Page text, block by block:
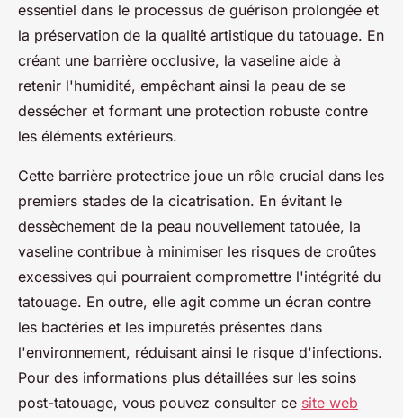
essentiel dans le processus de guérison prolongée et
la préservation de la qualité artistique du tatouage. En
créant une barrière occlusive, la vaseline aide à
retenir l'humidité, empêchant ainsi la peau de se
dessécher et formant une protection robuste contre
les éléments extérieurs.
Cette barrière protectrice joue un rôle crucial dans les
premiers stades de la cicatrisation. En évitant le
dessèchement de la peau nouvellement tatouée, la
vaseline contribue à minimiser les risques de croûtes
excessives qui pourraient compromettre l'intégrité du
tatouage. En outre, elle agit comme un écran contre
les bactéries et les impuretés présentes dans
l'environnement, réduisant ainsi le risque d'infections.
Pour des informations plus détaillées sur les soins
post-tatouage, vous pouvez consulter ce site web